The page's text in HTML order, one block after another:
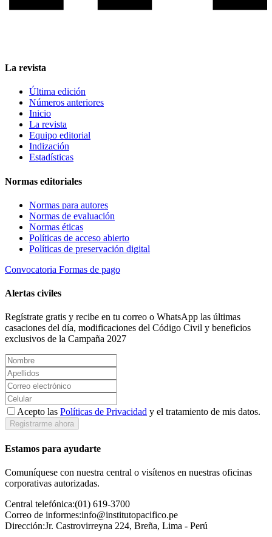
La revista
Última edición
Números anteriores
Inicio
La revista
Equipo editorial
Indización
Estadísticas
Normas editoriales
Normas para autores
Normas de evaluación
Normas éticas
Políticas de acceso abierto
Políticas de preservación digital
Convocatoria Formas de pago
Alertas civiles
Regístrate gratis y recibe en tu correo o WhatsApp las últimas
casaciones del día, modificaciones del Código Civil y beneficios
exclusivos de la Campaña 2027
Acepto las Políticas de Privacidad y el tratamiento de mis datos.
Registrarme ahora
Estamos para ayudarte
Comuníquese con nuestra central o visítenos en nuestras oficinas
corporativas autorizadas.
Central telefónica:(01) 619-3700
Correo de informes:info@institutopacifico.pe
Dirección:Jr. Castrovirreyna 224, Breña, Lima - Perú